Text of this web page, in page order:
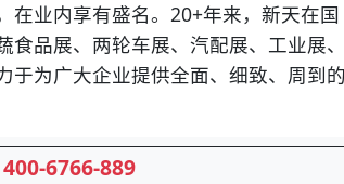
业内享有盛名。20+年来，新天在国
食品展、两轮车展、汽配展、工业展
于为广大企业提供全面、细致、周到
400-6766-889